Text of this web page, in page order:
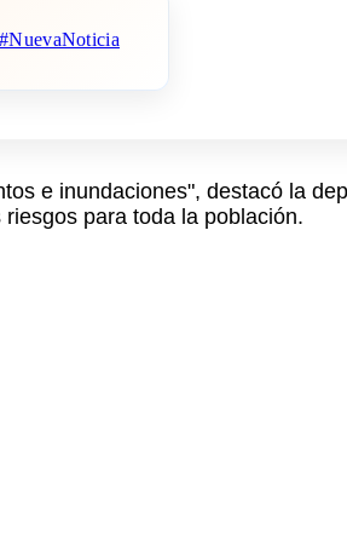
#NuevaNoticia
e inundaciones", destacó la
para toda la población.